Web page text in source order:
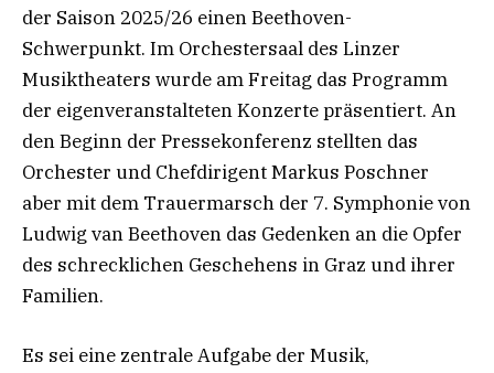
der Saison 2025/26 einen Beethoven-
Schwerpunkt. Im Orchestersaal des Linzer
Musiktheaters wurde am Freitag das Programm
der eigenveranstalteten Konzerte präsentiert. An
den Beginn der Pressekonferenz stellten das
Orchester und Chefdirigent Markus Poschner
aber mit dem Trauermarsch der 7. Symphonie von
Ludwig van Beethoven das Gedenken an die Opfer
des schrecklichen Geschehens in Graz und ihrer
Familien.
Es sei eine zentrale Aufgabe der Musik,